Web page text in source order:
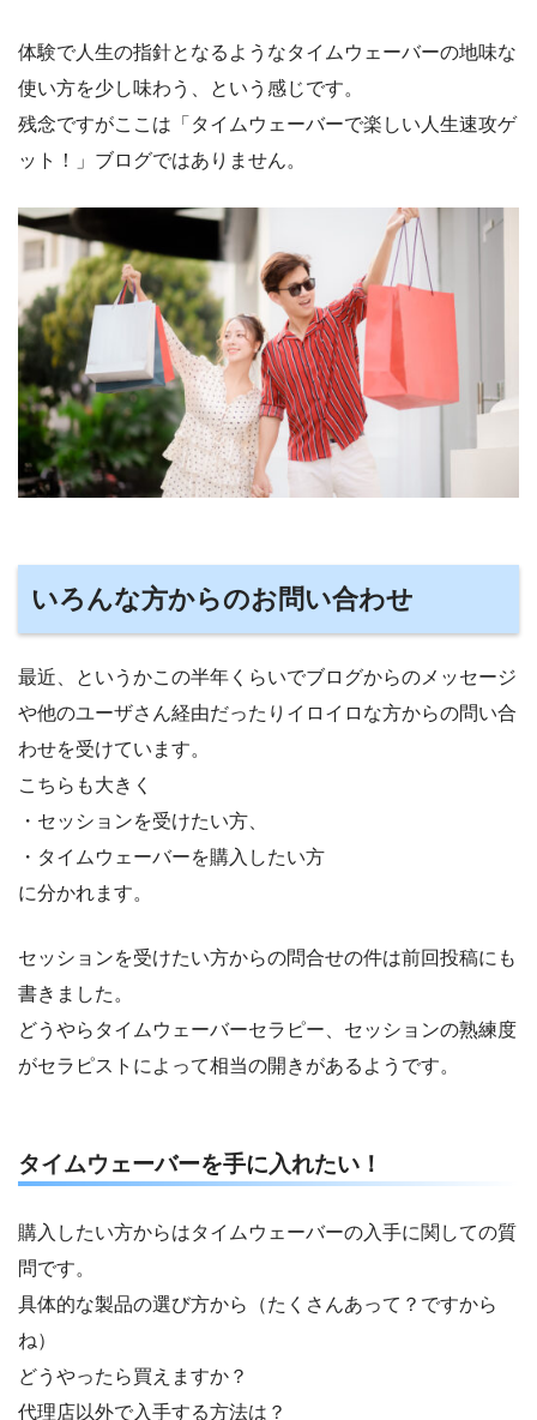
体験で人生の指針となるようなタイムウェーバーの地味な
使い方を少し味わう、という感じです。
残念ですがここは「タイムウェーバーで楽しい人生速攻ゲ
ット！」ブログではありません。
いろんな方からのお問い合わせ
最近、というかこの半年くらいでブログからのメッセージ
や他のユーザさん経由だったりイロイロな方からの問い合
わせを受けています。
こちらも大きく
・セッションを受けたい方、
・タイムウェーバーを購入したい方
に分かれます。
セッションを受けたい方からの問合せの件は前回投稿にも
書きました。
どうやらタイムウェーバーセラピー、セッションの熟練度
がセラピストによって相当の開きがあるようです。
タイムウェーバーを手に入れたい！
購入したい方からはタイムウェーバーの入手に関しての質
問です。
具体的な製品の選び方から（たくさんあって？ですから
ね）
どうやったら買えますか？
代理店以外で入手する方法は？